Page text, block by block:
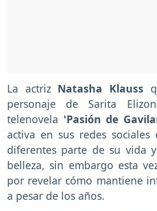
La actriz Natasha Klauss
personaje de Sarita
telenovela 'Pasión de
activa en sus redes
diferentes parte de su vida
belleza, sin embargo esta
por revelar cómo mantiene
a pesar de los años.